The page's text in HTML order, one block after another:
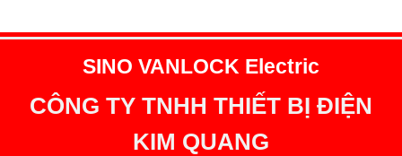
SINO VANLOCK Electric
CÔNG TY TNHH THIẾT BỊ ĐIỆN
KIM QUANG